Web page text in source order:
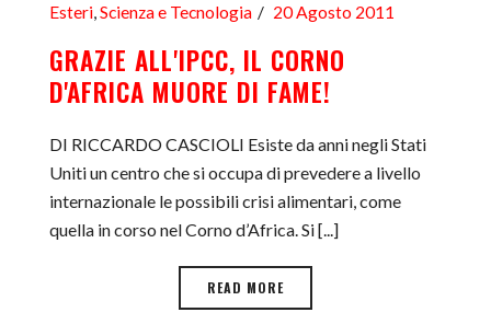
Esteri,Scienza e Tecnologia 20 Agosto 2011
GRAZIE ALL'IPCC, IL CORNO
D'AFRICA MUORE DI FAME!
DI RICCARDO CASCIOLI Esiste da anni negli Stati
Uniti un centro che si occupa di prevedere a livello
internazionale le possibili crisi alimentari, come
quella in corso nel Corno d’Africa. Si [...]
READ MORE